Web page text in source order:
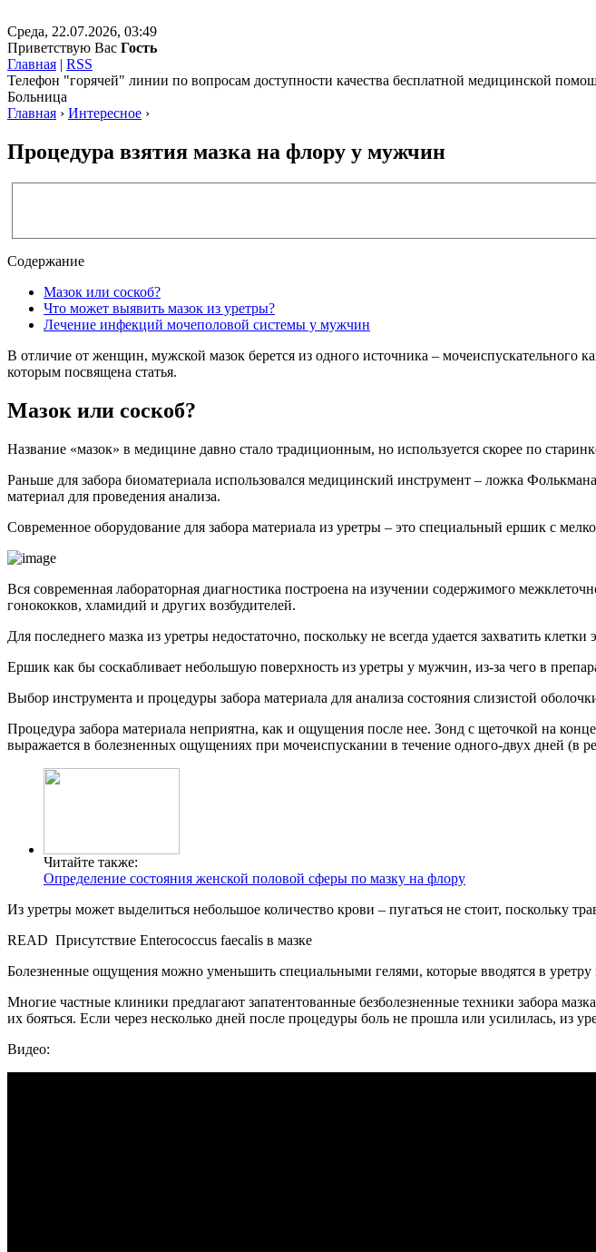
Среда, 22.07.2026, 03:49
Приветствую Вас Гость
Главная | RSS
Телефон "горячей" линии по вопросам доступности качества бесплатной медицинской
Больница
Главная › Интересное ›
Процедура взятия мазка на флору у мужчин
Содержание
Мазок или соскоб?
Что может выявить мазок из уретры?
Лечение инфекций мочеполовой системы у мужчин
В отличие от женщин, мужской мазок берется из одного источника – мочеиспускательного
которым посвящена статья.
Мазок или соскоб?
Название «мазок» в медицине давно стало традиционным, но используется скорее по
Раньше для забора биоматериала использовался медицинский инструмент – ложка
материал для проведения анализа.
Современное оборудование для забора материала из уретры – это специальный ершик с
Вся современная лабораторная диагностика построена на изучении содержимого
гонококков, хламидий и других возбудителей.
Для последнего мазка из уретры недостаточно, поскольку не всегда удается захватить
Ершик как бы соскабливает небольшую поверхность из уретры у мужчин, из-за чего в
Выбор инструмента и процедуры забора материала для анализа состояния слизистой
Процедура забора материала неприятна, как и ощущения после нее. Зонд с щеточкой на
выражается в болезненных ощущениях при мочеиспускании в течение одного-двух дней (в
Читайте также:
Определение состояния женской половой сферы по мазку на флору
Из уретры может выделиться небольшое количество крови – пугаться не стоит, поскольку
READ Присутствие Enterococcus faecalis в мазке
Болезненные ощущения можно уменьшить специальными гелями, которые вводятся в уретру
Многие частные клиники предлагают запатентованные безболезненные техники забора
их бояться. Если через несколько дней после процедуры боль не прошла или усилилась, из
Видео: